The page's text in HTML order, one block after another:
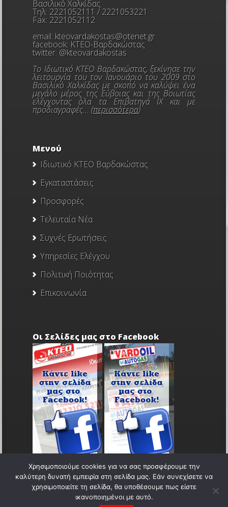
Βασιλικό Χαλκίδας
Τηλ: 2221052111 / 2221053221
Fax: 2221052112
email: kteovardakostas@otenet.gr
facebook: ΚΤΕΟ-Βαρδακώστας
twitter: @kteovardakostas
Το Ιδιωτικό ΚΤΕΟ Βαρδακώστας, ξεκίνησε την
λειτουργία του τον Ιανουάριο του 2009 στο
Βασιλικό Χαλκίδας με σκοπό να καλύψει ένα
μεγάλο μέρος της Εύβοιας και της Βοιωτίας
ελέγχοντας όλα τα Επιβατηγά ΙΧ και με
προδιαγραφές... (περισσότερα)
Μενού
Ιδιωτικό ΚΤΕΟ Βαρδακώστας
Εγκαταστάσεις
Προσφορές
Τελευταία Νέα
Συχνές Ερωτήσεις
Υπηρεσίες Ελέγχου
Πολιτική Ποιότητας
Επικοινωνία
Οι Σελίδες μας στο Facebook
Χρησιμοποιούμε cookies για να σας προσφέρουμε την
καλύτερη δυνατή εμπειρία στη σελίδα μας. Εάν συνεχίσετε να
χρησιμοποιείτε τη σελίδα, θα υποθέσουμε πως είστε
ικανοποιημένοι με αυτό.